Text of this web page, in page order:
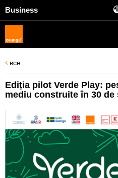
Business
все
Ediția pilot Verde Play:
mediu construite în 30